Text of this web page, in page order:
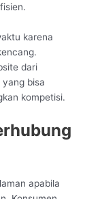
karena
dari
bisa
kompetisi.
apabila